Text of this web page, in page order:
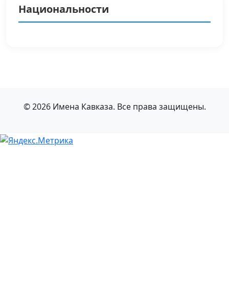
Национальности
© 2026 Имена Кавказа. Все права защищены.